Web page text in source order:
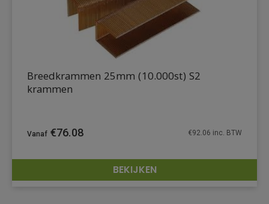
DETAILS
Breedkrammen 25mm (10.000st) S2
krammen
€76.08 €92.06 inc. BTW
BEKIJKEN